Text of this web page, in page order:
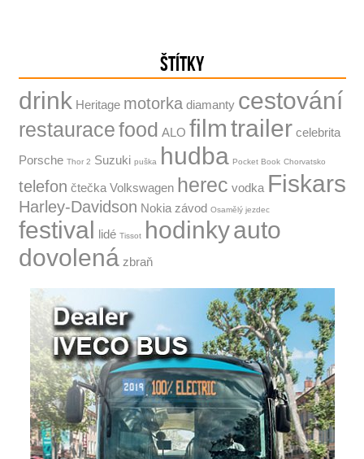
ŠTÍTKY
drink Heritage motorka diamanty cestování
restauracefood ALO filmtrailer celebrita
Porsche Thor 2 Suzuki puška hudba Pocket Book Chorvatsko
telefon čtečka Volkswagen herec vodka Fiskars
Harley-Davidson Nokia závod Osamělý jezdec
festival lidé Tissot hodinkyauto
dovolená zbraň